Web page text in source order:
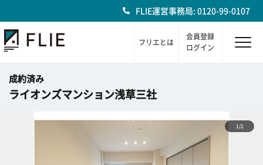
FLIE運営事務局: 0120-99-0107
フリエとは
会員登録
ログイン
成約済み
ライオンズマンション浅草三社
1/2